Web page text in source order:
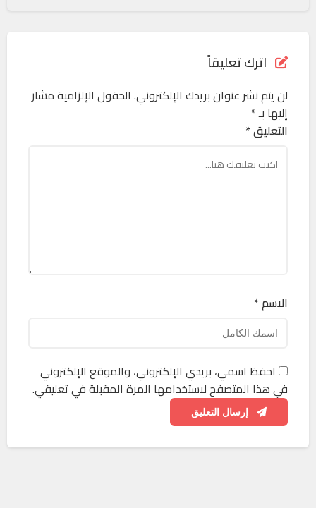
اترك تعليقاً
لن يتم نشر عنوان بريدك الإلكتروني. الحقول الإلزامية مشار
إليها بـ*
التعليق *
الاسم *
احفظ اسمي، بريدي الإلكتروني، والموقع الإلكتروني
في هذا المتصفح لاستخدامها المرة المقبلة في تعليقي.